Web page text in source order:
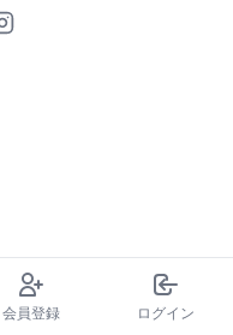
会員登録 ログイン